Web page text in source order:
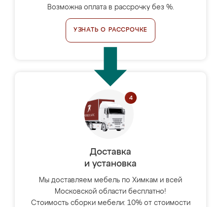
Возможна оплата в рассрочку без %.
УЗНАТЬ О РАССРОЧКЕ
Доставка
и установка
Мы доставляем мебель по Химкам и всей
Московской области бесплатно!
Стоимость сборки мебели: 10% от стоимости